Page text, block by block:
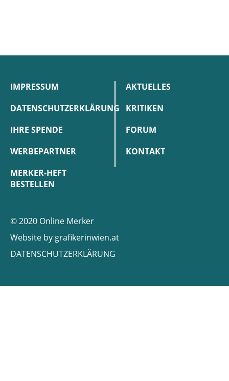
IMPRESSUM
DATENSCHUTZERKLÄRUNG
IHRE SPENDE
WERBEPARTNER
MERKER-HEFT
BESTELLEN
AKTUELLES
KRITIKEN
FORUM
KONTAKT
© 2020 Online Merker
Website by grafikerinwien.at
DATENSCHUTZERKLÄRUNG